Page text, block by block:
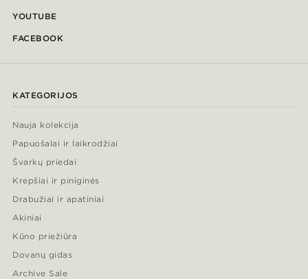
YOUTUBE
FACEBOOK
KATEGORIJOS
Nauja kolekcija
Papuošalai ir laikrodžiai
Švarkų priedai
Krepšiai ir piniginės
Drabužiai ir apatiniai
Akiniai
Kūno priežiūra
Dovanų gidas
Archive Sale